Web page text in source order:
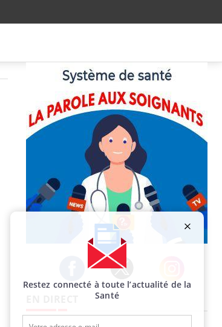
Facebook Twitter Instagram
Restez connecté à toute l’actualité de la
Santé